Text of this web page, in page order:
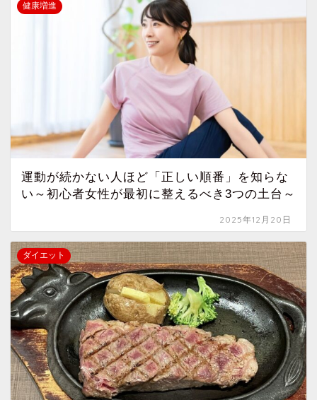
健康増進
運動が続かない人ほど「正しい順番」を知らな
い～初心者女性が最初に整えるべき3つの土台～
2025年12月20日
ダイエット